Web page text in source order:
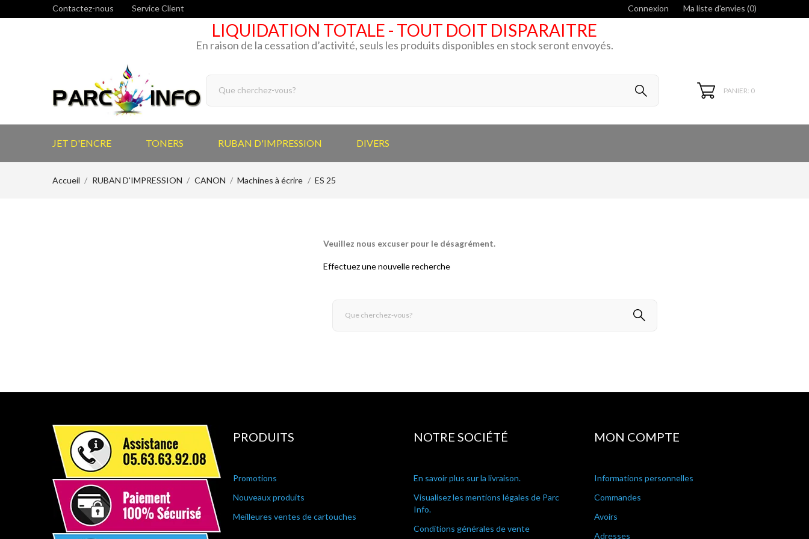
Contactez-nous Service Client Connexion Ma liste d'envies (0)
LIQUIDATION TOTALE - TOUT DOIT DISPARAITRE
En raison de la cessation d’activité, seuls les produits disponibles en stock seront envoyés.
PANIER: 0
JET D'ENCRE TONERS RUBAN D'IMPRESSION DIVERS
Accueil RUBAN D'IMPRESSION CANON Machines à écrire ES 25
Veuillez nous excuser pour le désagrément.
Effectuez une nouvelle recherche
PRODUITS
Promotions
Nouveaux produits
Meilleures ventes de cartouches
NOTRE SOCIÉTÉ
En savoir plus sur la livraison.
Visualisez les mentions légales de Parc
Info.
Conditions générales de vente
MON COMPTE
Informations personnelles
Commandes
Avoirs
Adresses